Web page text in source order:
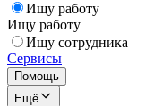
Ищу работу
Ищу работу
Ищу сотрудника
Сервисы
Помощь
Ещё